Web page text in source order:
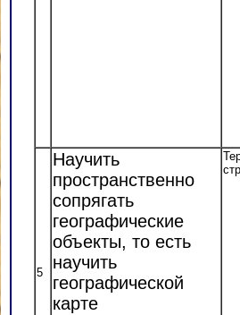
5
Научить
пространственно
сопрягать
географические
объекты, то есть
научить
географической
карте